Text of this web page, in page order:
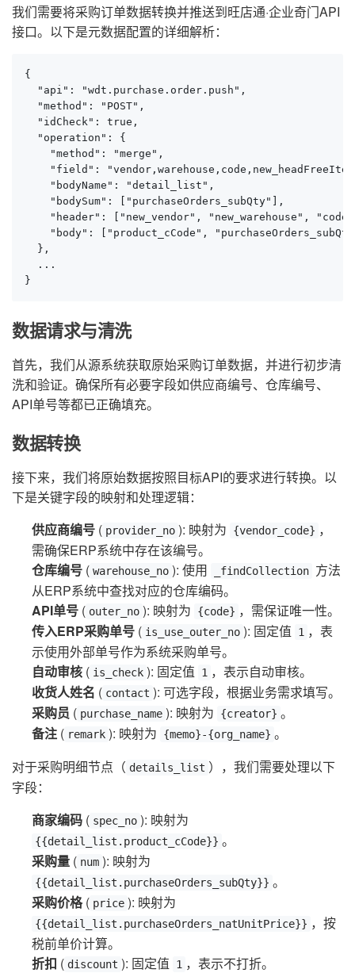
我们需要将采购订单数据转换并推送到旺店通·企业奇门API
接口。以下是元数据配置的详细解析：
{
  "api": "wdt.purchase.order.push",
  "method": "POST",
  "idCheck": true,
  "operation": {
    "method": "merge",
"field":
    "bodyName": "detail_list",
    "bodySum": ["purchaseOrders_subQty"],
"header": ["new_vendor", "new_warehouse",
"body": ["product_cCode",
  },
  ...
}
数据请求与清洗
首先，我们从源系统获取原始采购订单数据，并进行初步清
洗和验证。确保所有必要字段如供应商编号、仓库编号、
API单号等都已正确填充。
数据转换
接下来，我们将原始数据按照目标API的要求进行转换。以
下是关键字段的映射和处理逻辑：
供应商编号 ( provider_no ): 映射为 {vendor_code} ，
需确保ERP系统中存在该编号。
仓库编号 ( warehouse_no ): 使用 _findCollection 方法
从ERP系统中查找对应的仓库编码。
API单号 ( outer_no ): 映射为 {code} ，需保证唯一性。
传入ERP采购单号 ( is_use_outer_no ): 固定值 1 ，表
示使用外部单号作为系统采购单号。
自动审核 ( is_check ): 固定值 1 ，表示自动审核。
收货人姓名 ( contact ): 可选字段，根据业务需求填写。
采购员 ( purchase_name ): 映射为 {creator} 。
备注 ( remark ): 映射为 {memo}-{org_name} 。
对于采购明细节点（ details_list ），我们需要处理以下
字段：
商家编码 ( spec_no ): 映射为
{{detail_list.product_cCode}} 。
采购量 ( num ): 映射为
{{detail_list.purchaseOrders_subQty}} 。
采购价格( price ): 映射为
{{detail_list.purchaseOrders_natUnitPrice}} ，按
税前单价计算。
折扣 ( discount ): 固定值 1 ，表示不打折。